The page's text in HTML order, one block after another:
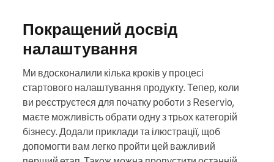
Покращений досвід
налаштування
Ми вдосконалили кілька кроків у процесі
стартового налаштування продукту. Тепер, коли
ви реєструєтеся для початку роботи з Reservio,
маєте можливість обрати одну з трьох категорій
бізнесу. Додали приклади та ілюстрації, щоб
допомогти вам легко пройти цей важливий